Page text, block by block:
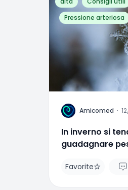
Pressione arteriosa
A Amicomed ·
In inverno si
guadagnare
Favorite